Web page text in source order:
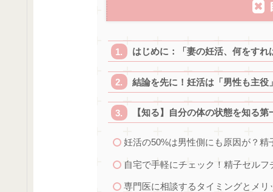
はじめに：「妻の妊活、何をす
結論を先に！妊活は「男性も主役
【知る】自分の体の状態を知る
妊活の50%は男性側にも原因が？精
自宅で手軽にチェック！精子セルフ
専門医に相談するタイミングとメリ